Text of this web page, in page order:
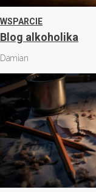
WSPARCIE
Blog alkoholika
Damian